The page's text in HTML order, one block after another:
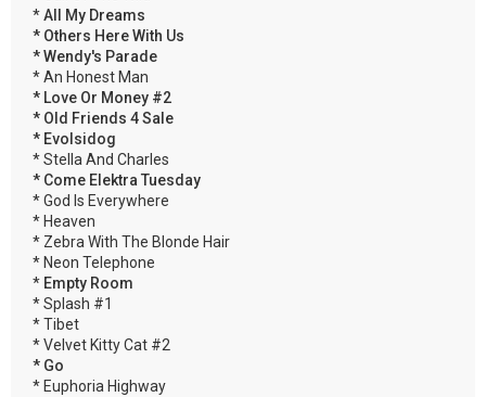
*All My Dreams
* Others Here With Us
* Wendy's Parade
* An Honest Man
* Love Or Money #2
* Old Friends 4 Sale
* Evolsidog
* Stella And Charles
* Come Elektra Tuesday
* God Is Everywhere
* Heaven
* Zebra With The Blonde Hair
* Neon Telephone
* Empty Room
* Splash #1
* Tibet
* Velvet Kitty Cat #2
* Go
* Euphoria Highway